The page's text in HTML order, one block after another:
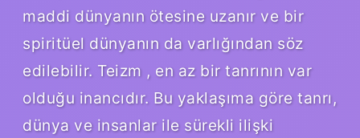
maddi dünyanın ötesine uzanır ve bir
spiritüel dünyanın da varlığından söz
edilebilir. Teizm , en az bir tanrının var
olduğu inancıdır. Bu yaklaşıma göre tanrı,
dünya ve insanlar ile sürekli ilişki